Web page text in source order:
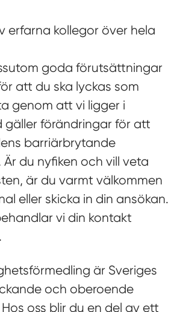
erfarna kollegor över hela
goda förutsättningar
att du ska lyckas som
genom att vi ligger i
gäller förändringar för att
barriärbrytande
du nyfiken och vill veta
är du varmt välkommen
eller skicka in din ansökan.
vi din kontakt
är Sveriges
och oberoende
oss blir du en del av ett